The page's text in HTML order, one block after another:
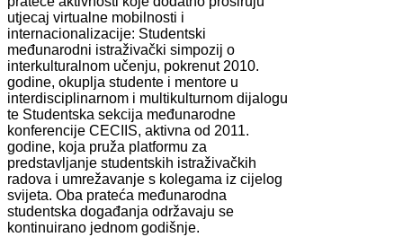
utjecaj virtualne mobilnosti i
internacionalizacije: Studentski
međunarodni istraživački simpozij o
interkulturalnom učenju, pokrenut 2010.
godine, okuplja studente i mentore u
interdisciplinarnom i multikulturnom dijalogu
te Studentska sekcija međunarodne
konferencije CECIIS, aktivna od 2011.
godine, koja pruža platformu za
predstavljanje studentskih istraživačkih
radova i umrežavanje s kolegama iz cijelog
svijeta. Oba prateća međunarodna
studentska događanja održavaju se
kontinuirano jednom godišnje.